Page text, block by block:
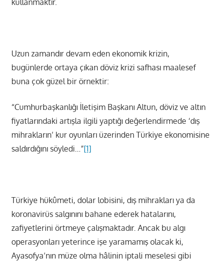
kullanmaktır.
Uzun zamandır devam eden ekonomik krizin,
bugünlerde ortaya çıkan döviz krizi safhası maalesef
buna çok güzel bir örnektir:
“Cumhurbaşkanlığı İletişim Başkanı Altun, döviz ve altın
fiyatlarındaki artışla ilgili yaptığı değerlendirmede ‘dış
mihrakların’ kur oyunları üzerinden Türkiye ekonomisine
saldırdığını söyledi…”[1]
Türkiye hükûmeti, dolar lobisini, dış mihrakları ya da
koronavirüs salgınını bahane ederek hatalarını,
zafiyetlerini örtmeye çalışmaktadır. Ancak bu algı
operasyonları yeterince işe yaramamış olacak ki,
Ayasofya’nın müze olma hâlinin iptali meselesi gibi